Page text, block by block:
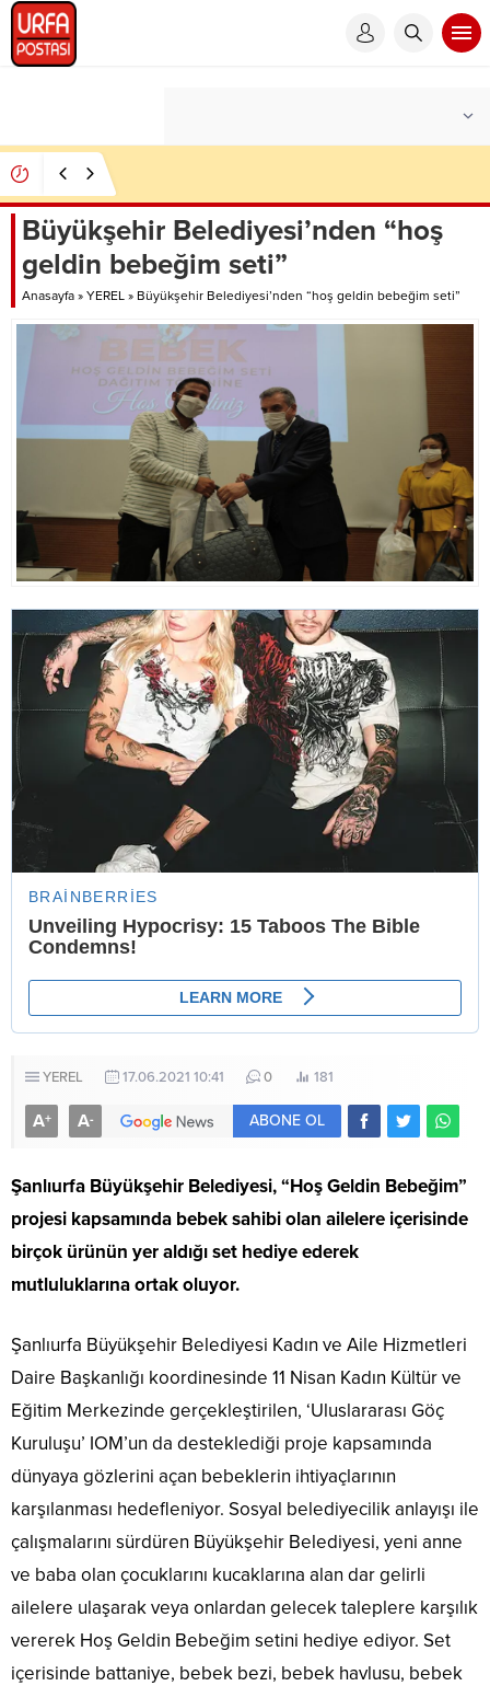
Büyükşehir Belediyesi’nden “hoş
geldin bebeğim seti”
Anasayfa » YEREL » Büyükşehir Belediyesi’nden “hoş geldin bebeğim seti”
YEREL 17.06.2021 10:41 0 181
A+ A- ABONE OL
Şanlıurfa Büyükşehir Belediyesi, “Hoş Geldin Bebeğim”
projesi kapsamında bebek sahibi olan ailelere içerisinde
birçok ürünün yer aldığı set hediye ederek
mutluluklarına ortak oluyor.
Şanlıurfa Büyükşehir Belediyesi Kadın ve Aile Hizmetleri
Daire Başkanlığı koordinesinde 11 Nisan Kadın Kültür ve
Eğitim Merkezinde gerçekleştirilen, ‘Uluslararası Göç
Kuruluşu’ IOM’un da desteklediği proje kapsamında
dünyaya gözlerini açan bebeklerin ihtiyaçlarının
karşılanması hedefleniyor. Sosyal belediyecilik anlayışı ile
çalışmalarını sürdüren Büyükşehir Belediyesi, yeni anne
ve baba olan çocuklarını kucaklarına alan dar gelirli
ailelere ulaşarak veya onlardan gelecek taleplere karşılık
vererek Hoş Geldin Bebeğim setini hediye ediyor. Set
içerisinde battaniye, bebek bezi, bebek havlusu, bebek